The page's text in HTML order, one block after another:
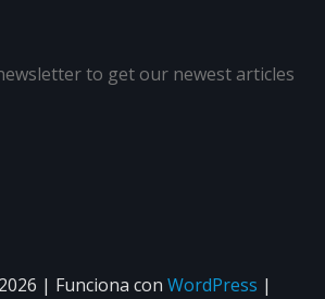
to get our newest articles
| Funciona con WordPress |